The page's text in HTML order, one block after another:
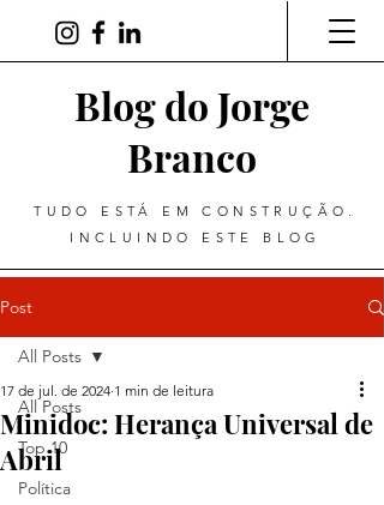
Blog do Jorge
Branco
TUDO ESTÁ EM CONSTRUÇÃO.
INCLUINDO ESTE BLOG
Post
All Posts
Top 10
Política
All Posts
Minidoc: Herança Universal de
Abril
17 de jul. de 2024 1 min de leitura